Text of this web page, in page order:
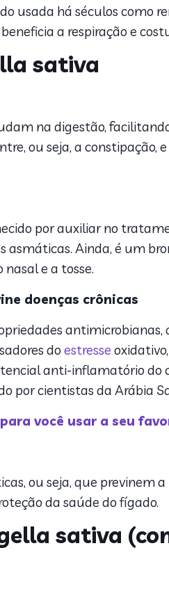
usada há séculos como
a respiração e
sativa
na digestão,
ou seja, a
por auxiliar no
asmáticas. Ainda, é um
e a tosse.
doenças crônicas
do estresse
anti-inflamatório
por cientistas da Arábia
você usar a seu
ou seja, que previnem
da saúde do fígado.
sativa